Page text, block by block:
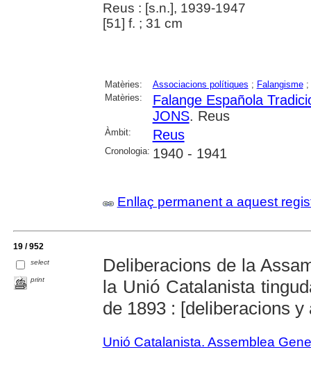
Reus : [s.n.], 1939-1947
[51] f. ; 31 cm
Matèries: Associacions polítiques ; Falangisme;
Matèries:
Falange Española
JONS. Reus
Àmbit: Reus
Cronologia: 1940 - 1941
Enllaç permanent a aquest
19 / 952
select
print
Deliberacions de la
la Unió Catalanista
de 1893 : [deliberacions y
Unió Catalanista. Assemblea